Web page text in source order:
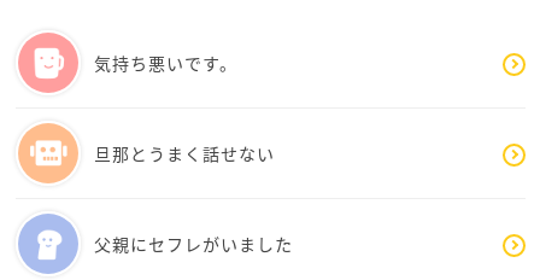
気持ち悪いです。
旦那とうまく話せない
父親にセフレがいました